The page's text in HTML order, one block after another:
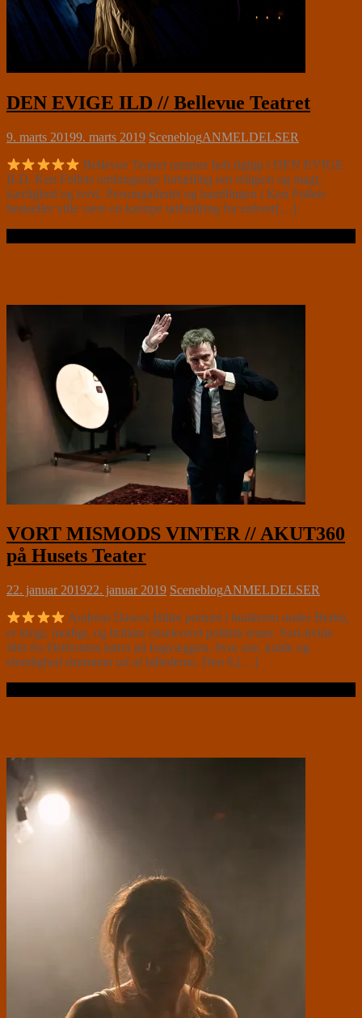
DEN EVIGE ILD // Bellevue Teatret
9. marts 20199. marts 2019 SceneblogANMELDELSER
Bellevue Teatret rammer helt rigtigt i DEN EVIGE
ILD, Ken Follets omfangsrige fortælling om religion og magt,
kærlighed og tvivl. Persongalleriet og handlingen i Ken Follets
bestseller ville være en kæmpe udfordring for enhver[…]
VORT MISMODS VINTER // AKUT360
på Husets Teater
22. januar 201922. januar 2019 SceneblogANMELDELSER
Andreas Dawes Hitler portræt i bunkeren under Berlin,
er klogt, modigt, og brillant eksekveret politisk teater. Sort-hvide
film fra Østfronten kører på bagvæggen, hvor sne, kulde og
elendighed strømmer ud af billederne. Den 6.[…]